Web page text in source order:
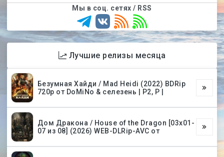
Мы в соц. сетях / RSS
Лучшие релизы месяца
Безумная Хайди / Mad Heidi (2022) BDRip
720p от DoMiNo & селезень | P2, P |
Дом Дракона / House of the Dragon [03х01-
07 из 08] (2026) WEB-DLRip-AVC от